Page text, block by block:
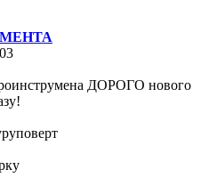
ДОРОГО нового